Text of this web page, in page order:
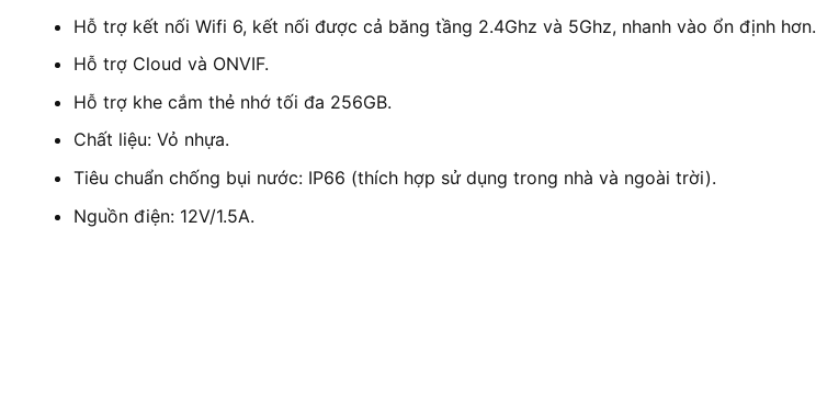
Hỗ trợ kết nối Wifi 6, kết nối được cả băng tầng 2.4Ghz và 5Ghz, nhanh vào ổn định hơn.
Hỗ trợ Cloud và ONVIF.
Hỗ trợ khe cắm thẻ nhớ tối đa 256GB.
Chất liệu: Vỏ nhựa.
Tiêu chuẩn chống bụi nước: IP66 (thích hợp sử dụng trong nhà và ngoài trời).
Nguồn điện: 12V/1.5A.